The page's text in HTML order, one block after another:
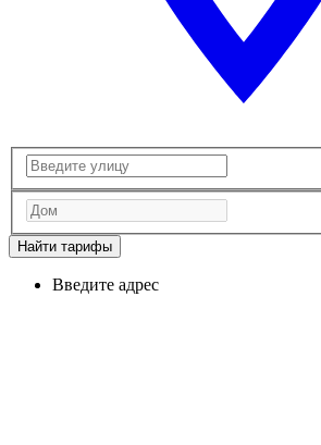
Найти тарифы
Введите адрес